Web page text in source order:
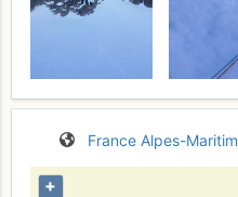
France Alpes-
+